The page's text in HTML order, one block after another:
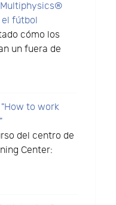
Multiphysics®
el fútbol
cómo los
un fuera de
"How to work
del centro de
Center: